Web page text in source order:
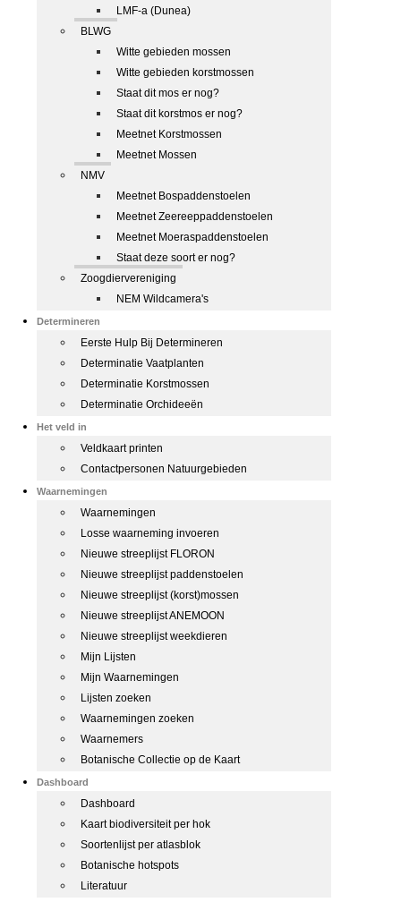
LMF-a (Dunea)
BLWG
Witte gebieden mossen
Witte gebieden korstmossen
Staat dit mos er nog?
Staat dit korstmos er nog?
Meetnet Korstmossen
Meetnet Mossen
NMV
Meetnet Bospaddenstoelen
Meetnet Zeereeppaddenstoelen
Meetnet Moeraspaddenstoelen
Staat deze soort er nog?
Zoogdiervereniging
NEM Wildcamera's
Determineren
Eerste Hulp Bij Determineren
Determinatie Vaatplanten
Determinatie Korstmossen
Determinatie Orchideeën
Het veld in
Veldkaart printen
Contactpersonen Natuurgebieden
Waarnemingen
Waarnemingen
Losse waarneming invoeren
Nieuwe streeplijst FLORON
Nieuwe streeplijst paddenstoelen
Nieuwe streeplijst (korst)mossen
Nieuwe streeplijst ANEMOON
Nieuwe streeplijst weekdieren
Mijn Lijsten
Mijn Waarnemingen
Lijsten zoeken
Waarnemingen zoeken
Waarnemers
Botanische Collectie op de Kaart
Dashboard
Dashboard
Kaart biodiversiteit per hok
Soortenlijst per atlasblok
Botanische hotspots
Literatuur